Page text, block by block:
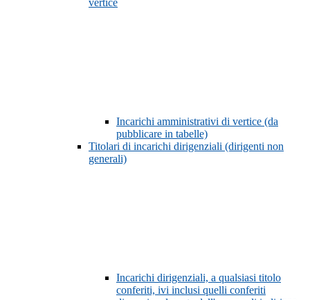
vertice
Incarichi amministrativi di vertice (da
pubblicare in tabelle)
Titolari di incarichi dirigenziali (dirigenti non
generali)
Incarichi dirigenziali, a qualsiasi titolo
conferiti, ivi inclusi quelli conferiti